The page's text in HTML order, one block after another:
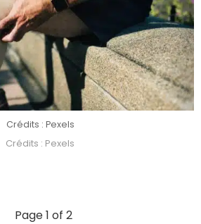
Crédits : Pexels
Crédits : Pexels
Page 1 of 2